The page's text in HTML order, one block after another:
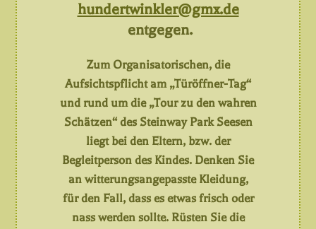
hundertwinkler@gmx.de
entgegen.
Zum Organisatorischen, die
Aufsichtspflicht am „Türöffner-Tag“
und rund um die „Tour zu den wahren
Schätzen“ des Steinway Park Seesen
liegt bei den Eltern, bzw. der
Begleitperson des Kindes. Denken Sie
an witterungsangepasste Kleidung,
für den Fall, dass es etwas frisch oder
nass werden sollte. Rüsten Sie die